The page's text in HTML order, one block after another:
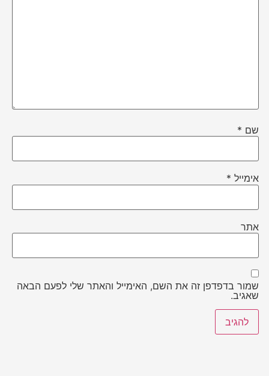
שם *
אימייל *
אתר
שמור בדפדפן זה את השם, האימייל והאתר שלי לפעם הבאה
שאגיב.